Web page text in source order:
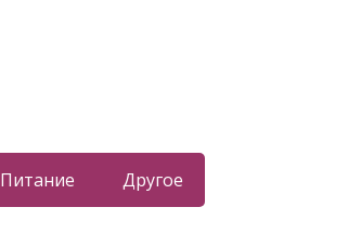
Питание Другое